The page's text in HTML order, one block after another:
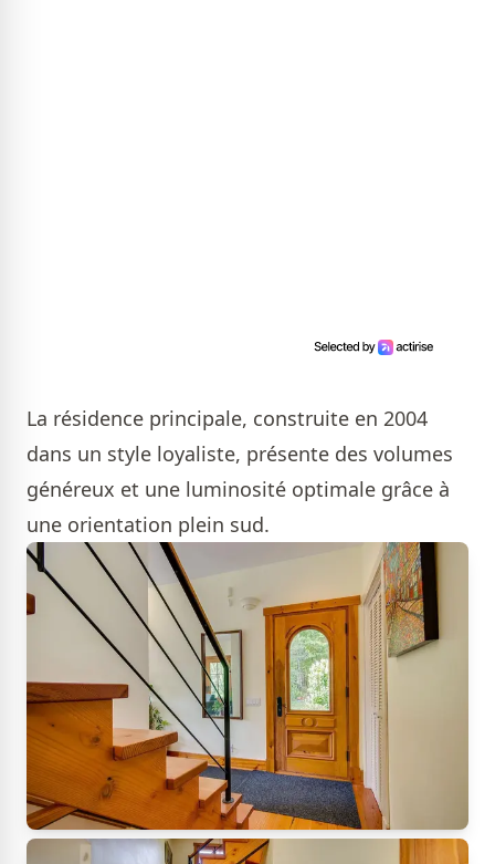
La résidence principale, construite en 2004
dans un style loyaliste, présente des volumes
généreux et une luminosité optimale grâce à
une orientation plein sud.